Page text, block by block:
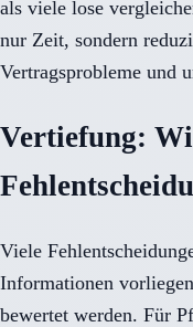
als viele lose
nur Zeit, sondern
Vertragsprobleme und
Vertiefung:
Viele
Informationen
bewertet werden. Für